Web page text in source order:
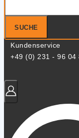
SUCHE
Kundenservice
+49 (0) 231 - 96 04